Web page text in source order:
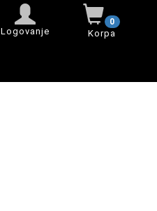
0
Korpa
Logovanje